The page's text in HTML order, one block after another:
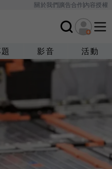
關於我們廣告合作內容授權
影音 活動